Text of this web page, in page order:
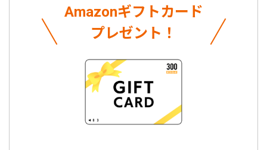
Amazonギフトカード
プレゼント！